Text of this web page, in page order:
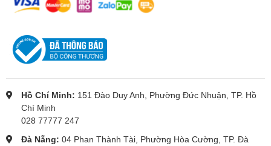
Hồ Chí Minh: 151 Đào Duy Anh, Phường Đức Nhuận, TP. Hồ
Chí Minh
028 77777 247
Đà Nẵng: 04 Phan Thành Tài, Phường Hòa Cường, TP. Đà